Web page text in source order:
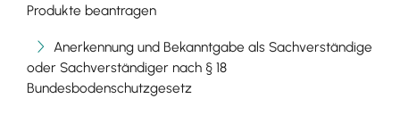
Produkte beantragen
Anerkennung und Bekanntgabe als Sachverständige
oder Sachverständiger nach § 18
Bundesbodenschutzgesetz